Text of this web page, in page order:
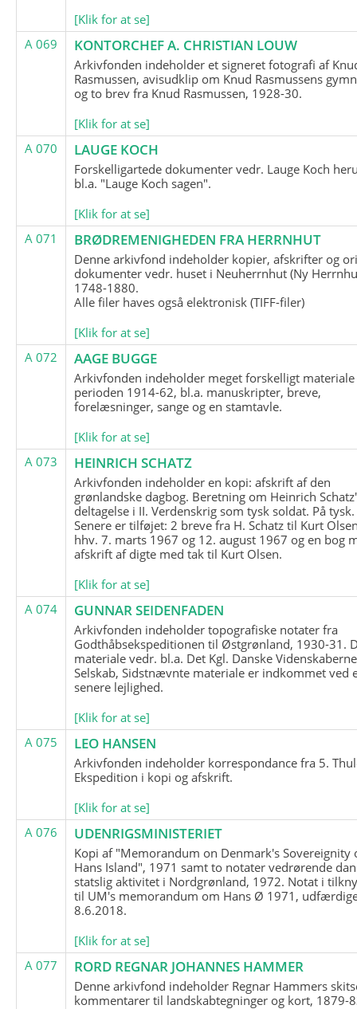
[Klik for at se]
A 069
KONTORCHEF A. CHRISTIAN LOUW
Arkivfonden indeholder et signeret fotografi af
Rasmussen, avisudklip om Knud Rasmussens
og to brev fra Knud Rasmussen, 1928-30.
[Klik for at se]
A 070
LAUGE KOCH
Forskelligartede dokumenter vedr. Lauge Koch
bl.a. "Lauge Koch sagen".
[Klik for at se]
A 071
BRØDREMENIGHEDEN FRA HERRNHUT
Denne arkivfond indeholder kopier, afskrifter og
dokumenter vedr. huset i Neuherrnhut (Ny
1748-1880.
Alle filer haves også elektronisk (TIFF-filer)
[Klik for at se]
A 072
AAGE BUGGE
Arkivfonden indeholder meget forskelligt
perioden 1914-62, bl.a. manuskripter, breve,
forelæsninger, sange og en stamtavle.
[Klik for at se]
A 073
HEINRICH SCHATZ
Arkivfonden indeholder en kopi: afskrift af den
grønlandske dagbog. Beretning om Heinrich Schatz'
deltagelse i II. Verdenskrig som tysk soldat. På tysk.
Senere er tilføjet: 2 breve fra H. Schatz til Kurt
hhv. 7. marts 1967 og 12. august 1967 og en bog
afskrift af digte med tak til Kurt Olsen.
[Klik for at se]
A 074
GUNNAR SEIDENFADEN
Arkivfonden indeholder topografiske notater fra
Godthåbsekspeditionen til Østgrønland, 1930-31.
materiale vedr. bl.a. Det Kgl. Danske
Selskab, Sidstnævnte materiale er indkommet ved
senere lejlighed.
[Klik for at se]
A 075
LEO HANSEN
Arkivfonden indeholder korrespondance fra 5.
Ekspedition i kopi og afskrift.
[Klik for at se]
A 076
UDENRIGSMINISTERIET
Kopi af "Memorandum on Denmark's Sovereignity
Hans Island", 1971 samt to notater vedrørende
statslig aktivitet i Nordgrønland, 1972. Notat i
til UM's memorandum om Hans Ø 1971,
8.6.2018.
[Klik for at se]
A 077
RORD REGNAR JOHANNES HAMMER
Denne arkivfond indeholder Regnar Hammers
kommentarer til landskabtegninger og kort, 1879-